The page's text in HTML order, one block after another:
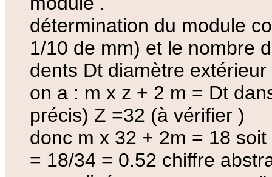
détermination du module
1/10 de mm) et le nombre
dents Dt diamètre extérieur
on a : m x z + 2 m = Dt
précis) Z =32 (à vérifier )
donc m x 32 + 2m = 18
= 18/34 = 0.52 chiffre